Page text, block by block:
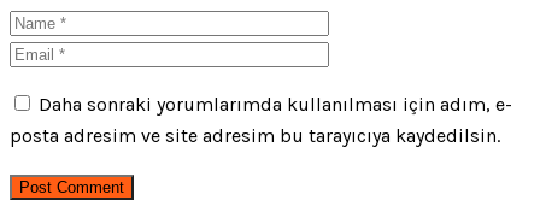
Daha sonraki yorumlarımda kullanılması için adım, e-
posta adresim ve site adresim bu tarayıcıya kaydedilsin.
Post Comment